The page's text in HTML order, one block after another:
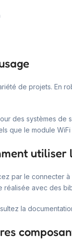
de projets. En
des systèmes
que le module
utiliser
par le connecter
réalisée avec des
la